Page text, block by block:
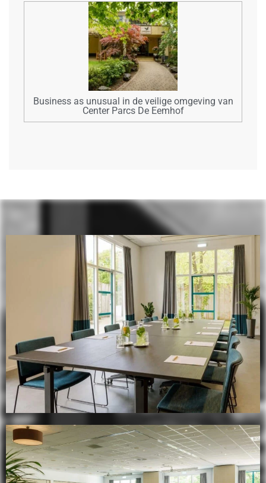
Business as unusual in de veilige omgeving van
Center Parcs De Eemhof